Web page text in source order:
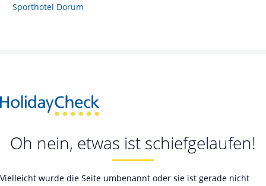
Sporthotel Dorum
Oh nein, etwas ist schiefgelaufen!
Vielleicht wurde die Seite umbenannt oder sie ist gerade nicht